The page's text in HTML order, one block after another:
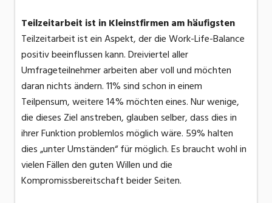
Teilzeitarbeit ist in Kleinstfirmen am häufigsten
Teilzeitarbeit ist ein Aspekt, der die Work-Life-Balance
positiv beeinflussen kann. Dreiviertel aller
Umfrageteilnehmer arbeiten aber voll und möchten
daran nichts ändern. 11% sind schon in einem
Teilpensum, weitere 14% möchten eines. Nur wenige,
die dieses Ziel anstreben, glauben selber, dass dies in
ihrer Funktion problemlos möglich wäre. 59% halten
dies „unter Umständen“ für möglich. Es braucht wohl in
vielen Fällen den guten Willen und die
Kompromissbereitschaft beider Seiten.